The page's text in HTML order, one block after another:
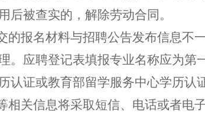
后被查实的，解除劳动合同。
的报名材料与招聘公告发布信息不
。 应聘登记表填报专业名称应为第
认证或教育部留学服务中心学历认
相关信息将采取短信、电话或者电